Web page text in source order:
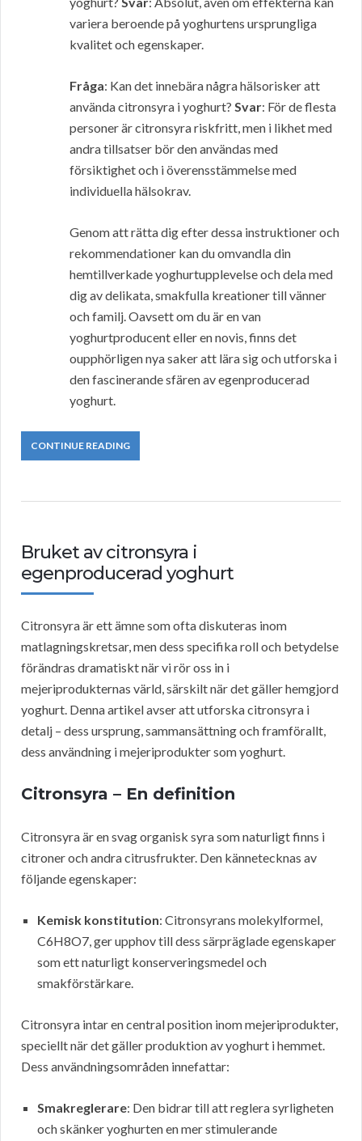
variera beroende på yoghurtens ursprungliga
kvalitet och egenskaper.
Fråga: Kan det innebära några hälsorisker att
använda citronsyra i yoghurt? Svar: För de flesta
personer är citronsyra riskfritt, men i likhet med
andra tillsatser bör den användas med
försiktighet och i överensstämmelse med
individuella hälsokrav.
Genom att rätta dig efter dessa instruktioner och
rekommendationer kan du omvandla din
hemtillverkade yoghurtupplevelse och dela med
dig av delikata, smakfulla kreationer till vänner
och familj. Oavsett om du är en van
yoghurtproducent eller en novis, finns det
oupphörligen nya saker att lära sig och utforska i
den fascinerande sfären av egenproducerad
yoghurt.
CONTINUE READING
Bruket av citronsyra i
egenproducerad yoghurt
Citronsyra är ett ämne som ofta diskuteras inom
matlagningskretsar, men dess specifika roll och betydelse
förändras dramatiskt när vi rör oss in i
mejeriprodukternas värld, särskilt när det gäller hemgjord
yoghurt. Denna artikel avser att utforska citronsyra i
detalj – dess ursprung, sammansättning och framförallt,
dess användning i mejeriprodukter som yoghurt.
Citronsyra – En definition
Citronsyra är en svag organisk syra som naturligt finns i
citroner och andra citrusfrukter. Den kännetecknas av
följande egenskaper:
Kemisk konstitution: Citronsyrans molekylformel,
C6H8O7, ger upphov till dess särpräglade egenskaper
som ett naturligt konserveringsmedel och
smakförstärkare.
Citronsyra intar en central position inom mejeriprodukter,
speciellt när det gäller produktion av yoghurt i hemmet.
Dess användningsområden innefattar:
Smakreglerare: Den bidrar till att reglera syrligheten
och skänker yoghurten en mer stimulerande